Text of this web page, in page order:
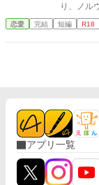
り、ノル
持ち上が
ために、お見合
恋愛 完結 短編 R18
アプリ一覧